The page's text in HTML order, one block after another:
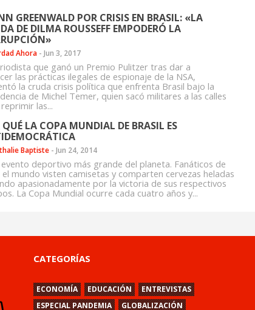
GREENWALD POR CRISIS EN BRASIL: «LA
DE DILMA ROUSSEFF EMPODERÓ LA
Ahora - Jun 3, 2017
que ganó un Premio Pulitzer tras dar a
las prácticas ilegales de espionaje de la NSA,
la cruda crisis política que enfrenta Brasil bajo la
de Michel Temer, quien sacó militares a las calles
las...
QUÉ LA COPA MUNDIAL DE BRASIL ES
Baptiste - Jun 24, 2014
evento deportivo más grande del planeta. Fanáticos de
mundo visten camisetas y comparten cervezas heladas
apasionadamente por la victoria de sus respectivos
La Copa Mundial ocurre cada cuatro años y...
CATEGORÍAS
ECONOMÍA EDUCACIÓN
ENTREVISTAS
ESPECIAL PANDEMIA
GLOBALIZACIÓN